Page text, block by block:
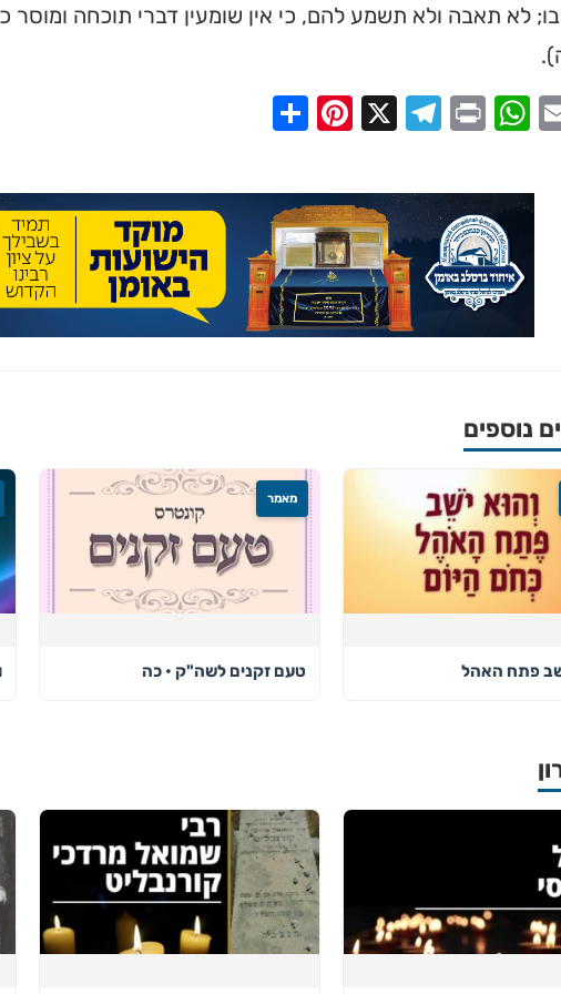
לא תאבה ולא תשמע להם, כי אין שומעין דברי תוכחה
Email
WhatsApp
Print
Telegram
Pinterest
נוספים
פתח האהל
מאמר
טעם זקנים לשה"ק • כה